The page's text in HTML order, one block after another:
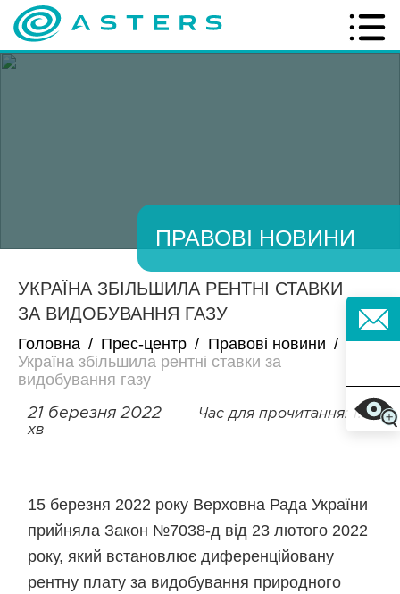
ПРАВОВІ НОВИНИ
УКРАЇНА ЗБІЛЬШИЛА РЕНТНІ СТАВКИ
ЗА ВИДОБУВАННЯ ГАЗУ
Головна / Прес-центр / Правові новини /
Україна збільшила рентні ставки за
видобування газу
21 березня 2022
Час для прочитання: 1.3
хв
15 березня 2022 року Верховна Рада України
прийняла Закон №7038-д від 23 лютого 2022
року, який встановлює диференційовану
рентну плату за видобування природного